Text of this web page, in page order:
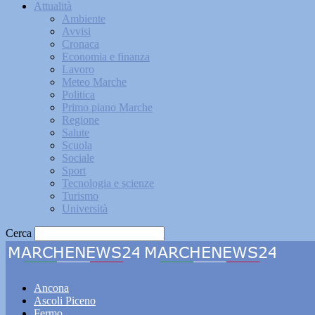
Attualità
Ambiente
Avvisi
Cronaca
Economia e finanza
Lavoro
Meteo Marche
Politica
Primo piano Marche
Regione
Salute
Scuola
Sociale
Sport
Tecnologia e scienze
Turismo
Università
Cerca
Ancona
Ascoli Piceno